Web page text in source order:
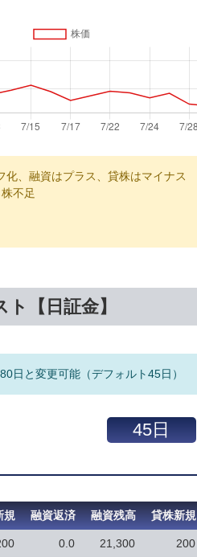
化、融資はプラス、貸株はマイナス
不足
【日証金】
日と変更可能（デフォルト45日）
規 融資返済 融資残高 貸株新規
0.0 21,300 200